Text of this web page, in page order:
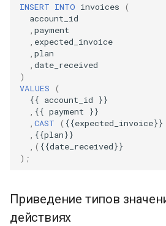
INSERT INTO invoices
(
account_id
, payment
, expected_invoice
, plan
, date_received
)
VALUES
(
{{ account_id
}}
, {{ payment
}}
, CAST ( {{expected_invoice}}
, {{plan}}
,( {{date_received}}
);
Приведение типов
действиях